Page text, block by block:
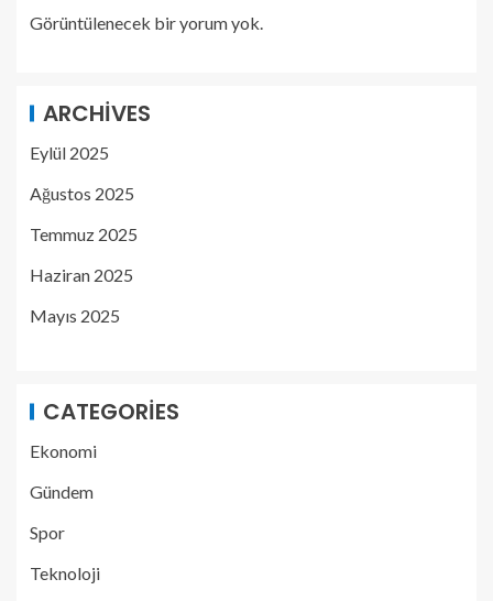
Görüntülenecek bir yorum yok.
ARCHIVES
Eylül 2025
Ağustos 2025
Temmuz 2025
Haziran 2025
Mayıs 2025
CATEGORIES
Ekonomi
Gündem
Spor
Teknoloji